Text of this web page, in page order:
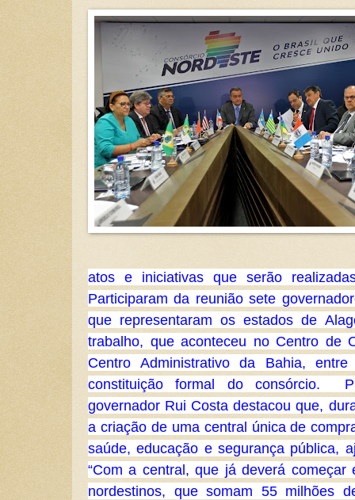
atos e iniciativas que serão
Participaram da reunião sete
que representaram os estados de
trabalho, que aconteceu no Centro de
Centro Administrativo da Bahia,
constituição formal do consórcio.
governador Rui Costa destacou que,
a criação de uma central única de
saúde, educação e segurança pública,
“Com a central, que já deverá
nordestinos, que somam 55 milhões